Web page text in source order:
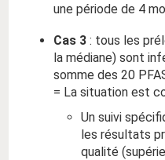
une période de 4
Cas 3 : tous les
la médiane) sont
somme des 20
= La situation est
Un suivi
les résultats
qualité